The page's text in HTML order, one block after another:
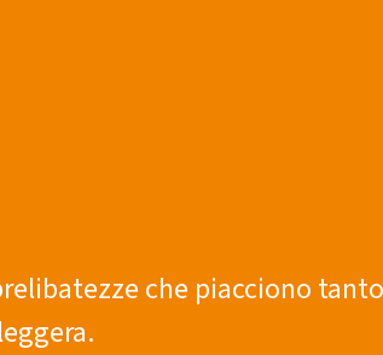
che piacciono